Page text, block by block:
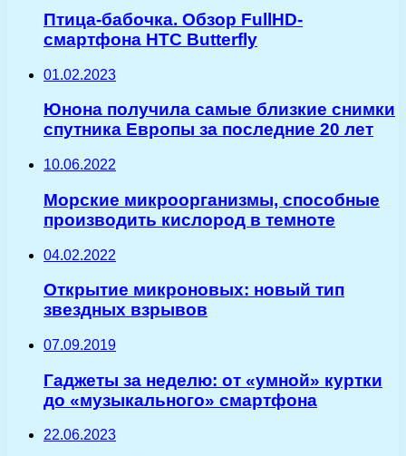
Птица-бабочка. Обзор FullHD-
смартфона HTC Butterfly
01.02.2023
Юнона получила самые близкие снимки
спутника Европы за последние 20 лет
10.06.2022
Морские микроорганизмы, способные
производить кислород в темноте
04.02.2022
Открытие микроновых: новый тип
звездных взрывов
07.09.2019
Гаджеты за неделю: от «умной» куртки
до «музыкального» смартфона
22.06.2023